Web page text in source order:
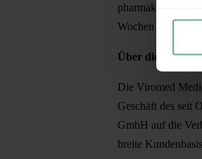
Wochen sind aus
Über die
Die Viromed
Geschäft des seit
GmbH auf die
breite